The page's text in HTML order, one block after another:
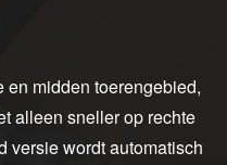
en midden toerengebied,
alleen sneller op rechte
versie wordt automatisch